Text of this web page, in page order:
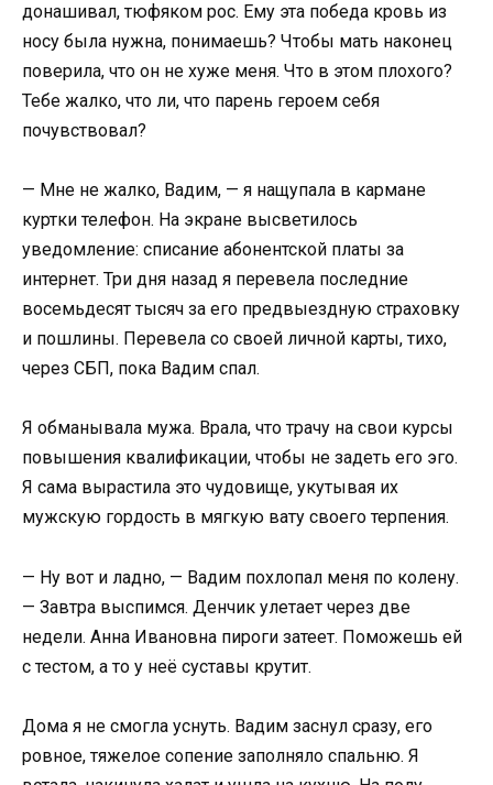
донашивал, тюфяком рос. Ему эта победа кровь из
носу была нужна, понимаешь? Чтобы мать наконец
поверила, что он не хуже меня. Что в этом плохого?
Тебе жалко, что ли, что парень героем себя
почувствовал?
— Мне не жалко, Вадим, — я нащупала в кармане
куртки телефон. На экране высветилось
уведомление: списание абонентской платы за
интернет. Три дня назад я перевела последние
восемьдесят тысяч за его предвыездную страховку
и пошлины. Перевела со своей личной карты, тихо,
через СБП, пока Вадим спал.
Я обманывала мужа. Врала, что трачу на свои курсы
повышения квалификации, чтобы не задеть его эго.
Я сама вырастила это чудовище, укутывая их
мужскую гордость в мягкую вату своего терпения.
— Ну вот и ладно, — Вадим похлопал меня по колену.
— Завтра выспимся. Денчик улетает через две
недели. Анна Ивановна пироги затеет. Поможешь ей
с тестом, а то у неё суставы крутит.
Дома я не смогла уснуть. Вадим заснул сразу, его
ровное, тяжелое сопение заполняло спальню. Я